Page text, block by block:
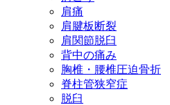
肩痛
肩腱板断裂
肩関節脱臼
背中の痛み
胸椎・腰椎圧迫骨折
脊柱管狭窄症
脱臼